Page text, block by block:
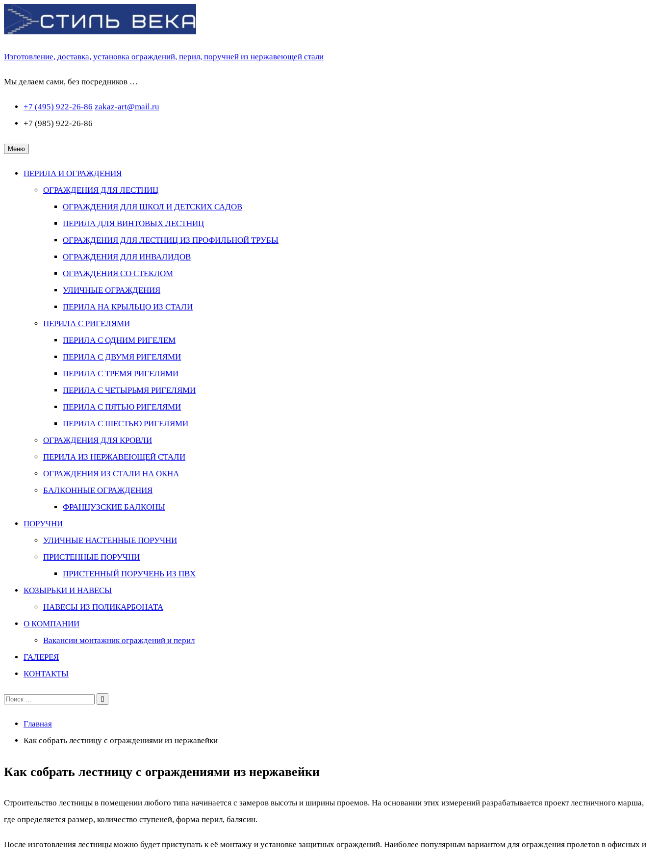
Перейти
к
Изготовление, доставка, установка ограждений, перил, поручней из нержавеющей стали
Мы делаем сами, без посредников …
+7 (495) 922-26-86 zakaz-art@mail.ru
+7 (985) 922-26-86
Меню
ПЕРИЛА И ОГРАЖДЕНИЯ
ОГРАЖДЕНИЯ ДЛЯ ЛЕСТНИЦ
ОГРАЖДЕНИЯ ДЛЯ ШКОЛ И ДЕТСКИХ САДОВ
ПЕРИЛА ДЛЯ ВИНТОВЫХ ЛЕСТНИЦ
ОГРАЖДЕНИЯ ДЛЯ ЛЕСТНИЦ ИЗ ПРОФИЛЬНОЙ ТРУБЫ
ОГРАЖДЕНИЯ ДЛЯ ИНВАЛИДОВ
ОГРАЖДЕНИЯ СО СТЕКЛОМ
УЛИЧНЫЕ ОГРАЖДЕНИЯ
ПЕРИЛА НА КРЫЛЬЦО ИЗ СТАЛИ
ПЕРИЛА С РИГЕЛЯМИ
ПЕРИЛА С ОДНИМ РИГЕЛЕМ
ПЕРИЛА С ДВУМЯ РИГЕЛЯМИ
ПЕРИЛА С ТРЕМЯ РИГЕЛЯМИ
ПЕРИЛА С ЧЕТЫРЬМЯ РИГЕЛЯМИ
ПЕРИЛА С ПЯТЬЮ РИГЕЛЯМИ
ПЕРИЛА С ШЕСТЬЮ РИГЕЛЯМИ
ОГРАЖДЕНИЯ ДЛЯ КРОВЛИ
ПЕРИЛА ИЗ НЕРЖАВЕЮЩЕЙ СТАЛИ
ОГРАЖДЕНИЯ ИЗ СТАЛИ НА ОКНА
БАЛКОННЫЕ ОГРАЖДЕНИЯ
ФРАНЦУЗСКИЕ БАЛКОНЫ
ПОРУЧНИ
УЛИЧНЫЕ НАСТЕННЫЕ ПОРУЧНИ
ПРИСТЕННЫЕ ПОРУЧНИ
ПРИСТЕННЫЙ ПОРУЧЕНЬ ИЗ ПВХ
КОЗЫРЬКИ И НАВЕСЫ
НАВЕСЫ ИЗ ПОЛИКАРБОНАТА
О КОМПАНИИ
Вакансии монтажник ограждений и перил
ГАЛЕРЕЯ
КОНТАКТЫ
Поиск
Главная
Как собрать лестницу с ограждениями из нержавейки
Как собрать лестницу с ограждениями из нержавейки
Строительство лестницы в помещении любого типа начинается с замеров высоты и ширины проемов. На основании этих измерений разрабатывается проект лестничного марша,
где определяется размер, количество ступеней, форма перил, балясин.
После изготовления лестницы можно будет приступать к её монтажу и установке защитных ограждений. Наиболее популярным вариантом для ограждения пролетов в офисных и